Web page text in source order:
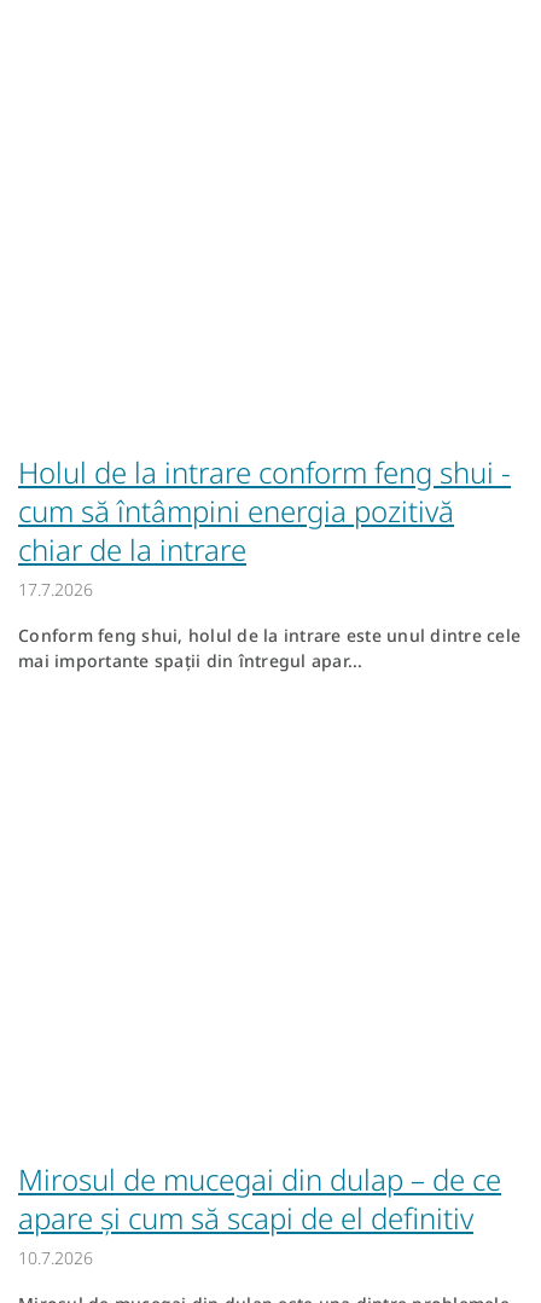
Holul de la intrare conform feng shui -
cum să întâmpini energia pozitivă
chiar de la intrare
17.7.2026
Conform feng shui, holul de la intrare este unul dintre cele
mai importante spații din întregul apar...
Mirosul de mucegai din dulap – de ce
apare și cum să scapi de el definitiv
10.7.2026